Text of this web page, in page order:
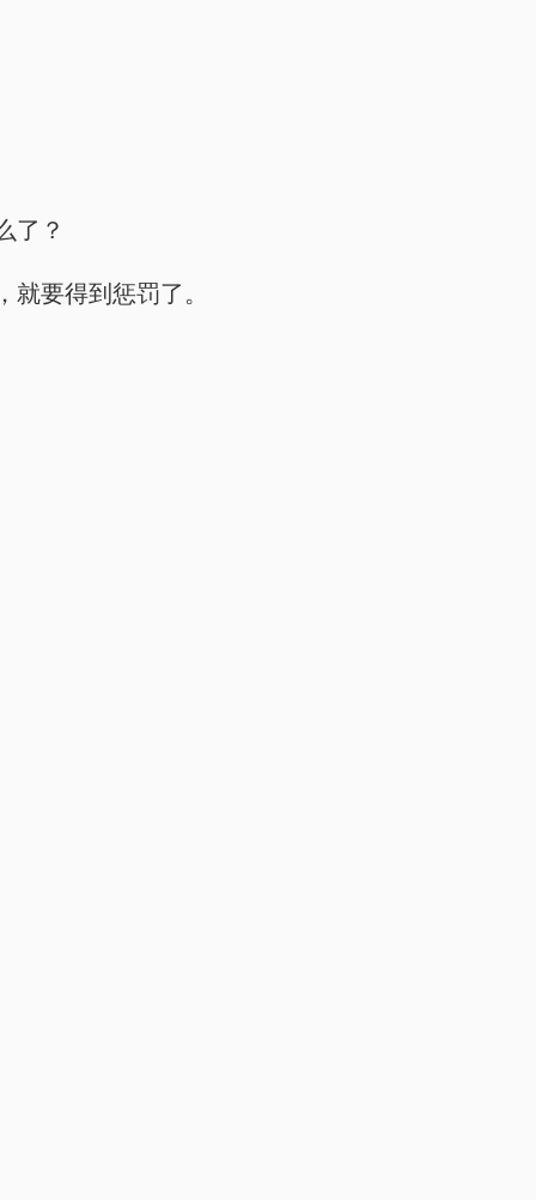
了？
要得到惩罚了。